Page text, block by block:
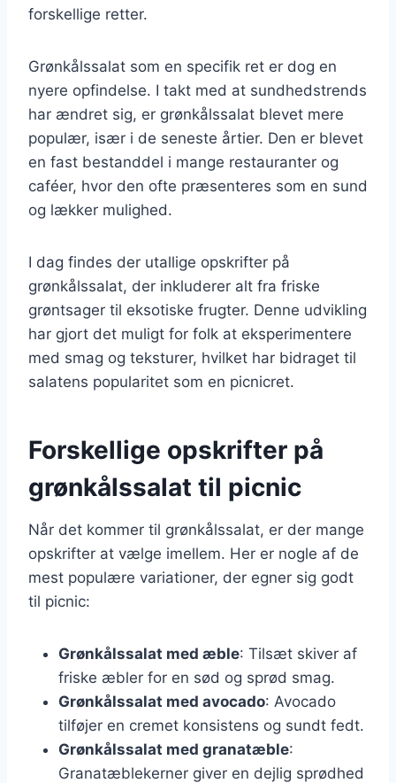
forskellige retter.
Grønkålssalat som en specifik ret er dog en
nyere opfindelse. I takt med at sundhedstrends
har ændret sig, er grønkålssalat blevet mere
populær, især i de seneste årtier. Den er blevet
en fast bestanddel i mange restauranter og
caféer, hvor den ofte præsenteres som en sund
og lækker mulighed.
I dag findes der utallige opskrifter på
grønkålssalat, der inkluderer alt fra friske
grøntsager til eksotiske frugter. Denne udvikling
har gjort det muligt for folk at eksperimentere
med smag og teksturer, hvilket har bidraget til
salatens popularitet som en picnicret.
Forskellige opskrifter på
grønkålssalat til picnic
Når det kommer til grønkålssalat, er der mange
opskrifter at vælge imellem. Her er nogle af de
mest populære variationer, der egner sig godt
til picnic:
Grønkålssalat med æble: Tilsæt skiver af
friske æbler for en sød og sprød smag.
Grønkålssalat med avocado: Avocado
tilføjer en cremet konsistens og sundt fedt.
Grønkålssalat med granatæble:
Granatæblekerner giver en dejlig sprødhed